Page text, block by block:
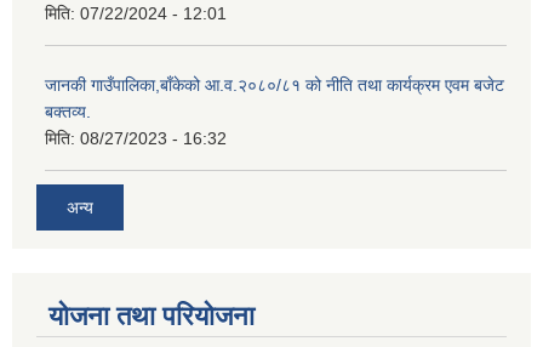
मिति: 07/22/2024 - 12:01
जानकी गाउँपालिका,बाँकेको आ.व.२०८०/८१ को नीति तथा कार्यक्रम एवम बजेट
बक्तव्य.
मिति: 08/27/2023 - 16:32
अन्य
योजना तथा परियोजना